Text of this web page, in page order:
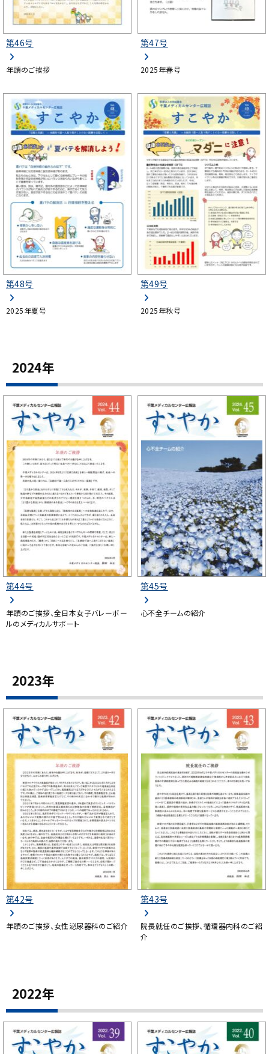
第46号
年頭のご挨拶
第47号
2025年春号
第48号
2025年夏号
第49号
2025年秋号
2024年
第44号
年頭のご挨拶、全日本女子バレーボー
ルのメディカルサポート
第45号
心不全チームの紹介
2023年
第42号
年頭のご挨拶、女性泌尿器科のご紹介
第43号
院長就任のご挨拶、循環器内科のご紹
介
2022年